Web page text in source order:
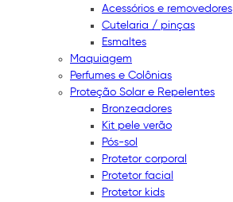
Acessórios e removedores
Cutelaria / pinças
Esmaltes
Maquiagem
Perfumes e Colônias
Proteção Solar e Repelentes
Bronzeadores
Kit pele verão
Pós-sol
Protetor corporal
Protetor facial
Protetor kids